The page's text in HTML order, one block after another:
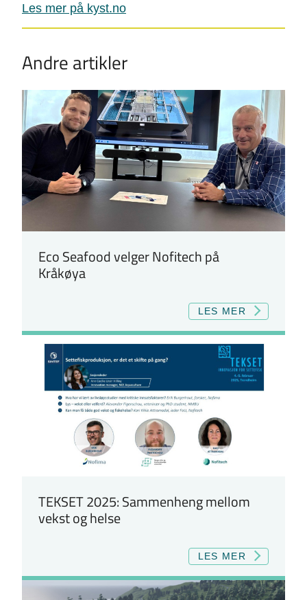
Les mer på kyst.no
Andre artikler
Eco Seafood velger Nofitech på
Kråkøya
LES MER
TEKSET 2025: Sammenheng mellom
vekst og helse
LES MER